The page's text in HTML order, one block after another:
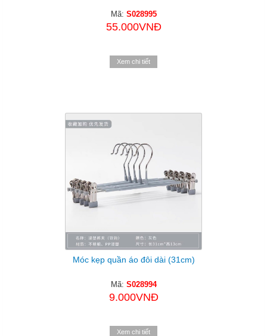
Mã: S028995
55.000VNĐ
Xem chi tiết
Móc kẹp quần áo đôi dài (31cm)
Mã: S028994
9.000VNĐ
Xem chi tiết